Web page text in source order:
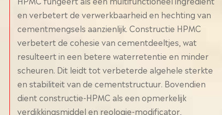
en verbetert de verwerkbaarheid en hechting van
cementmengsels aanzienlijk. Constructie HPMC
verbetert de cohesie van cementdeeltjes, wat
resulteert in een betere waterretentie en minder
scheuren. Dit leidt tot verbeterde algehele sterkte
en stabiliteit van de cementstructuur. Bovendien
dient constructie-HPMC als een opmerkelijk
verdikkingsmiddel en reologie-modificator,